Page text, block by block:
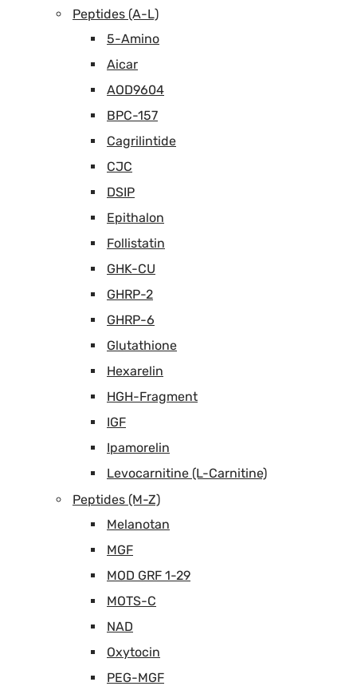
Peptides (A-L)
5-Amino
Aicar
AOD9604
BPC-157
Cagrilintide
CJC
DSIP
Epithalon
Follistatin
GHK-CU
GHRP-2
GHRP-6
Glutathione
Hexarelin
HGH-Fragment
IGF
Ipamorelin
Levocarnitine (L-Carnitine)
Peptides (M-Z)
Melanotan
MGF
MOD GRF 1-29
MOTS-C
NAD
Oxytocin
PEG-MGF